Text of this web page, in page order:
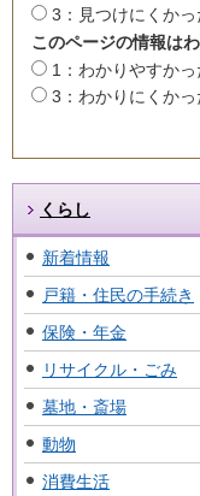
3：見つけにくかっ
このページの情報は
1：わかりやすかっ
3：わかりにくかっ
くらし
新着情報
戸籍・住民の手続き
保険・年金
リサイクル・ごみ
墓地・斎場
動物
消費生活